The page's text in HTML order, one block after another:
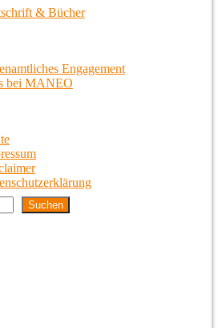
& Bücher
Engagement
bei MANEO
Suchen